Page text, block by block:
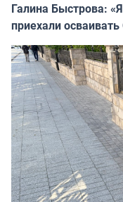
Галина Быстрова:
приехали